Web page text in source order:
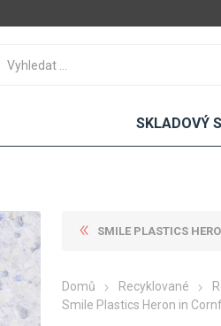
MDF
Standardní
Lehčené
Standardní
Uni
SKLADOVÝ
SMILE PLASTICS HERON IN
Domů Recyklované
Smile Plastics Heron in